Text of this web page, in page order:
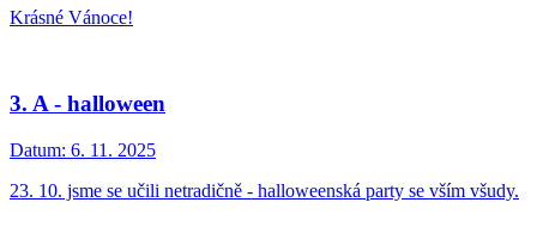
Krásné Vánoce!
3. A - halloween
Datum: 6. 11. 2025
23. 10. jsme se učili netradičně - halloweenská party se vším všudy.